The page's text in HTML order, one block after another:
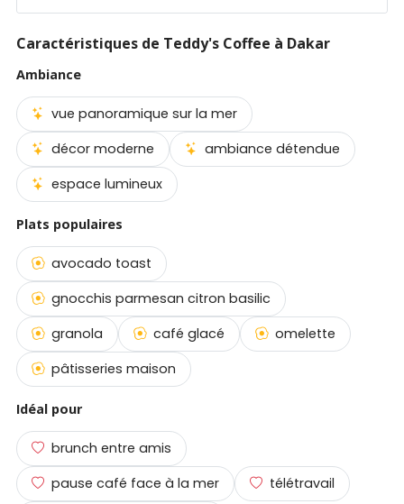
Caractéristiques de Teddy's Coffee à Dakar
Ambiance
vue panoramique sur la mer
décor moderne
ambiance détendue
espace lumineux
Plats populaires
avocado toast
gnocchis parmesan citron basilic
granola
café glacé
omelette
pâtisseries maison
Idéal pour
brunch entre amis
pause café face à la mer
télétravail